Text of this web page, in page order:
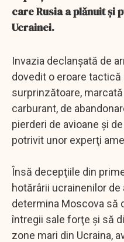
care Rusia a plănuit şi
Ucrainei.
Invazia declanşată de
dovedit o eroare
surprinzătoare,
carburant, de
pierderi de avioane şi
potrivit unor experţi
Însă decepţiile din
hotărârii ucrainenilor de
determina Moscova să
întregii sale forţe şi să
zone mari din Ucraina,